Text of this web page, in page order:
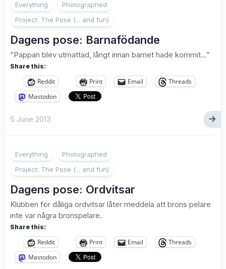
Everything
Photographed
Project: The Pose (... and fun)
Dagens pose: Barnafödande
“Pappan blev utmattad, långt innan barnet hade kommit…”
Share this:
Reddit Print Email
Threads
Mastodon
5 June 2013
Everything
Photographed
Project: The Pose (... and fun)
Dagens pose: Ordvitsar
Klubben för dåliga ordvitsar låter meddela att brons pelare
inte var några bronspelare.
Share this:
Reddit Print Email
Threads
Mastodon